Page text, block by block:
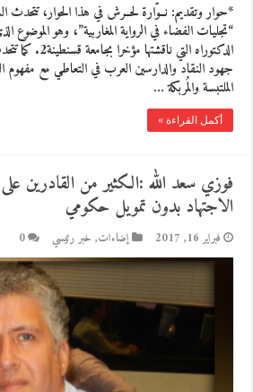
*حوار وتقديم: نــوّارة لحــرش في هذا الحوار،
“تجليات الفضاء في الرواية المغاربية”، وهو الموضوع
الدكتوراه التي
جهود النقاد والدارسين العرب في التعاطي مع مفهوم
الملتبسة والمُربكة …
أكمل القراءة »
فوزي سعد الله :الكثير من القادرين
الاجتهاد بدون تمويل حكومي
فبراير 16, 2017 إضاءات, خبر رئيسي 0